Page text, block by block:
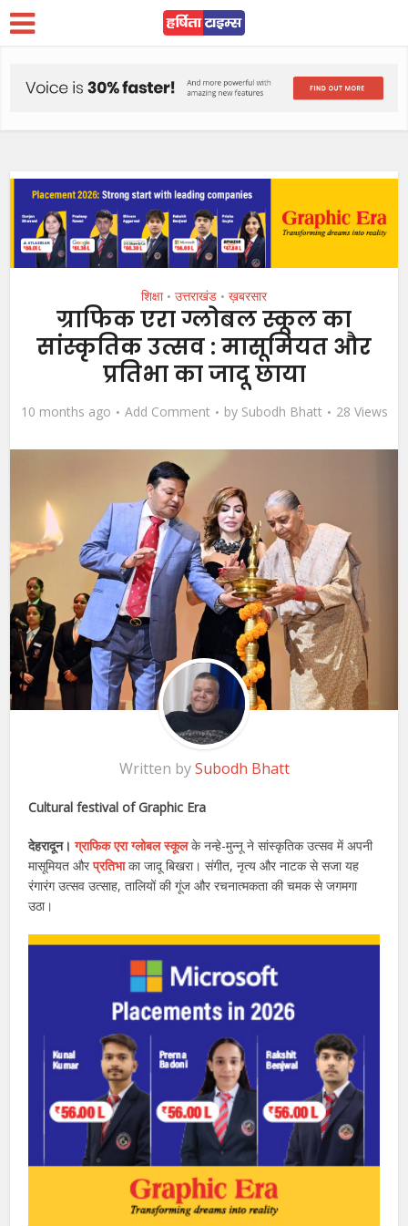
शिक्षा • उत्तराखंड • ख़बरसार
ग्राफिक एरा ग्लोबल स्कूल का
सांस्कृतिक उत्सव : मासूमियत और
प्रतिभा का जादू छाया
10 months ago Add Comment by Subodh Bhatt 28 Views
Written bySubodh Bhatt
Cultural festival of Graphic Era
देहरादून। ग्राफिक एरा ग्लोबल स्कूलके नन्हे-मुन्नू ने सांस्कृतिक उत्सव में अपनी
मासूमियत औरप्रतिभाका जादू बिखरा। संगीत, नृत्य और नाटक से सजा यह
रंगारंग उत्सव उत्साह, तालियों की गूंज और रचनात्मकता की चमक से जगमगा
उठा।